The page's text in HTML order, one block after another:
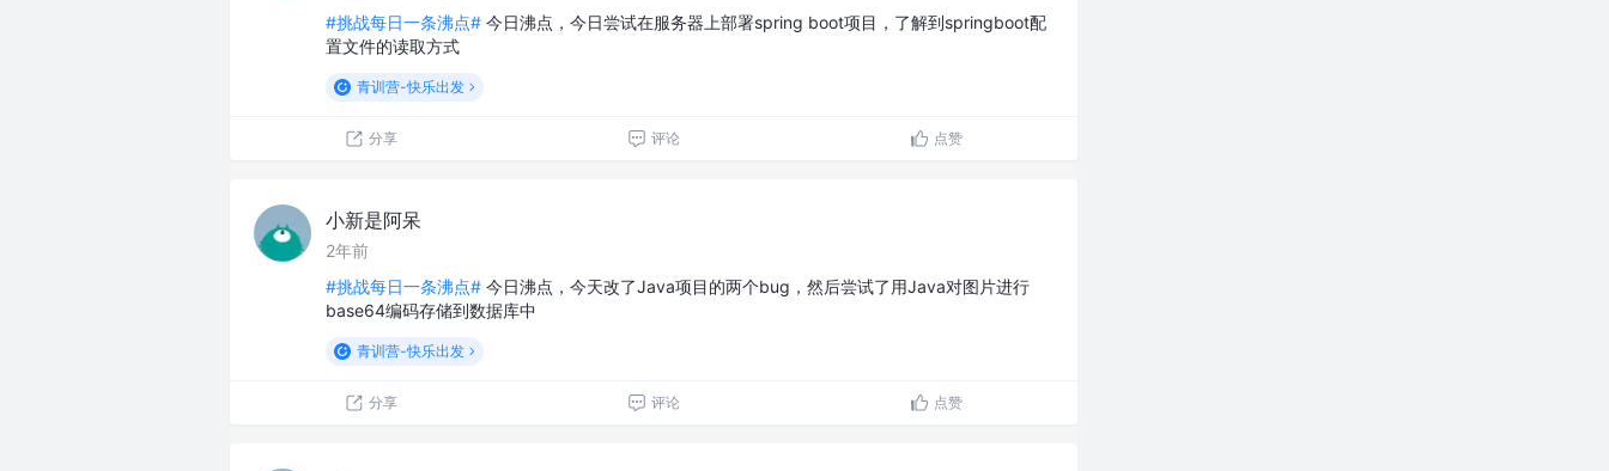
#挑战每日一条沸点# 今日沸点，今日尝试在服务器上部署spring boot项目，了解到springboot配
置文件的读取方式
青训营-快乐出发
分享 评论 点赞
小新是阿呆
2年前
#挑战每日一条沸点# 今日沸点，今天改了Java项目的两个bug，然后尝试了用Java对图片进行
base64编码存储到数据库中
青训营-快乐出发
分享 评论 点赞